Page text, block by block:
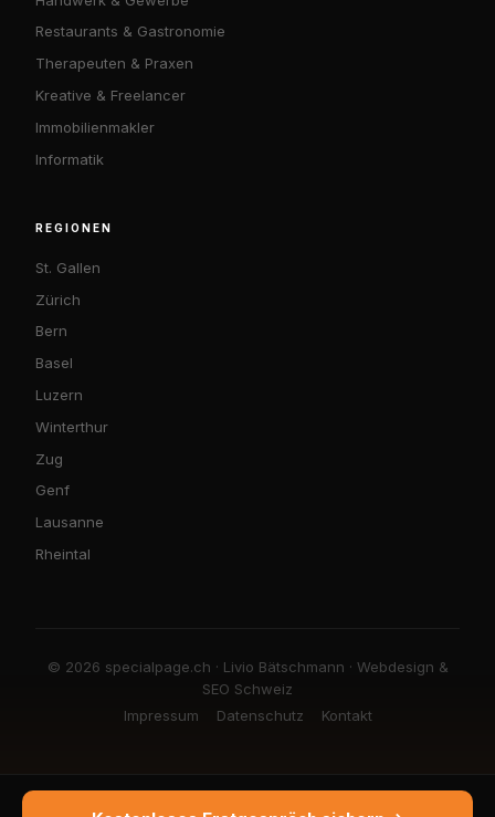
Restaurants & Gastronomie
Therapeuten & Praxen
Kreative & Freelancer
Immobilienmakler
Informatik
REGIONEN
St. Gallen
Zürich
Bern
Basel
Luzern
Winterthur
Zug
Genf
Lausanne
Rheintal
© 2026 specialpage.ch · Livio Bätschmann · Webdesign &
SEO Schweiz
Impressum
Datenschutz Kontakt